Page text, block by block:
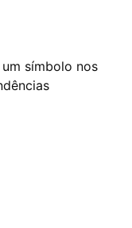
símbolo nos